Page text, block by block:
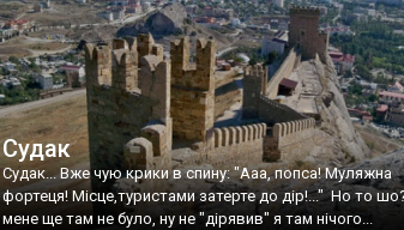
Судак
Судак... Вже чую крики в спину: "Ааа, попса! Муляжна
фортеця! Місце,туристами затерте до дір!..." Но то
мене ще там не було, ну не "дірявив" я там нічого...